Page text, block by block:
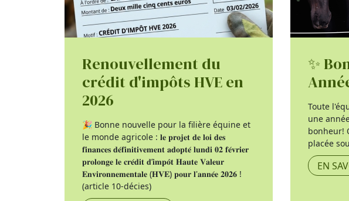
Renouvellement du
crédit d'impôts HVE en
2026
🎉 Bonne nouvelle pour la filière équine et
le monde agricole : 𝐥𝐞 𝐩𝐫𝐨𝐣𝐞𝐭 𝐝𝐞 𝐥𝐨𝐢 𝐝𝐞𝐬
𝐟𝐢𝐧𝐚𝐧𝐜𝐞𝐬 𝐝𝐞́𝐟𝐢𝐧𝐢𝐭𝐢𝐯𝐞𝐦𝐞𝐧𝐭 𝐚𝐝𝐨𝐩𝐭𝐞́ 𝐥𝐮𝐧𝐝𝐢 𝟎𝟐 𝐟𝐞́𝐯𝐫𝐢𝐞𝐫
𝐩𝐫𝐨𝐥𝐨𝐧𝐠𝐞 𝐥𝐞 𝐜𝐫𝐞́𝐝𝐢𝐭 𝐝’𝐢𝐦𝐩𝐨̂𝐭 𝐇𝐚𝐮𝐭𝐞 𝐕𝐚𝐥𝐞𝐮𝐫
𝐄𝐧𝐯𝐢𝐫𝐨𝐧𝐧𝐞𝐦𝐞𝐧𝐭𝐚𝐥𝐞 (𝐇𝐕𝐄) 𝐩𝐨𝐮𝐫 𝐥'𝐚𝐧𝐧𝐞́𝐞 𝟐𝟎𝟐𝟔 !
(article 10-décies)
✨
Toute
une
bonheur!
placée
EN